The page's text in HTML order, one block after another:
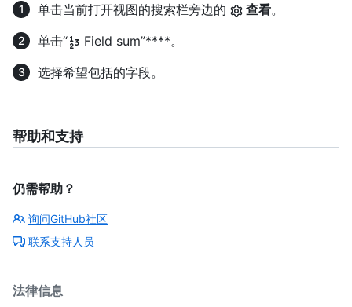
单击当前打开视图的搜索栏旁边的
查看。
单击“
Field sum”****。
选择希望包括的字段。
帮助和支持
仍需帮助？
询问GitHub社区
联系支持人员
法律信息